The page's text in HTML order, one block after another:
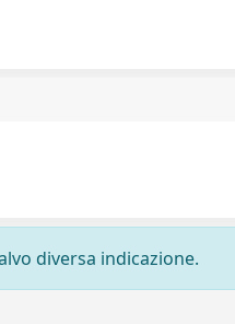
diversa indicazione.